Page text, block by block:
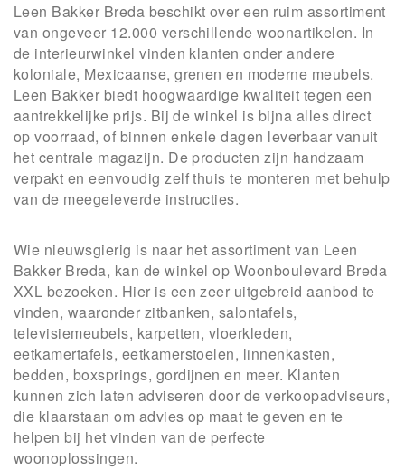
Uitjes & activiteiten
Toeristische routes
Natuurgebieden
Baroniepoorten
Sport
Privacy
Leen Bakker Breda beschikt over een ruim assortiment
van ongeveer 12.000 verschillende woonartikelen. In
de interieurwinkel vinden klanten onder andere
koloniale, Mexicaanse, grenen en moderne meubels.
Leen Bakker biedt hoogwaardige kwaliteit tegen een
aantrekkelijke prijs. Bij de winkel is bijna alles direct
op voorraad, of binnen enkele dagen leverbaar vanuit
het centrale magazijn. De producten zijn handzaam
verpakt en eenvoudig zelf thuis te monteren met behulp
van de meegeleverde instructies.
Wie nieuwsgierig is naar het assortiment van Leen
Bakker Breda, kan de winkel op Woonboulevard Breda
XXL bezoeken. Hier is een zeer uitgebreid aanbod te
vinden, waaronder zitbanken, salontafels,
televisiemeubels, karpetten, vloerkleden,
eetkamertafels, eetkamerstoelen, linnenkasten,
bedden, boxsprings, gordijnen en meer. Klanten
kunnen zich laten adviseren door de verkoopadviseurs,
die klaarstaan om advies op maat te geven en te
helpen bij het vinden van de perfecte
woonoplossingen.